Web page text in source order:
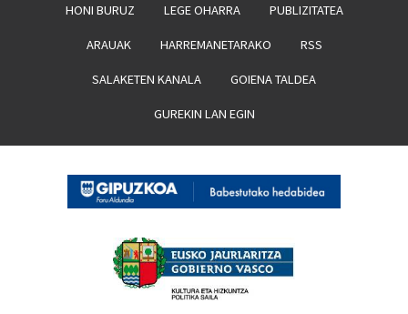
HONI BURUZ LEGE OHARRA PUBLIZITATEA
ARAUAK HARREMANETARAKO RSS
SALAKETEN KANALA GOIENA TALDEA
GUREKIN LAN EGIN